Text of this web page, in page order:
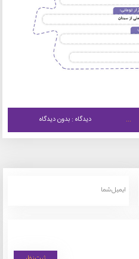
دیدگاه : بدون دیدگاه